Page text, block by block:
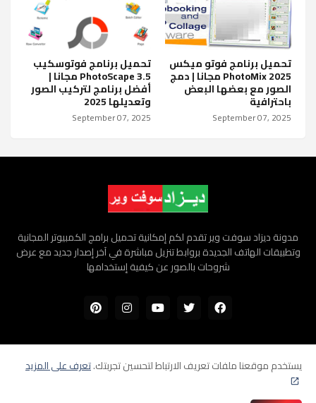
تحميل برنامج فوتو ميكس
PhotoMix 2025 مجانا | دمج
الصور مع بعضها البعض
باحترافية
September 07, 2025
تحميل برنامج فوتوسكيب
PhotoScape 3.5 مجانا |
أفضل برنامج لتركيب الصور
وتعديلها 2025
September 07, 2025
مدونة ديزاد سوفت وير تقدم لكم إمكانية تحميل برامج الكمبيوتر المجانية
وتطبيقات الهاتف الجديدة بروابط تنزيل مباشرة في آخر إصدار جديد مع عرض
شروحات بالصور عن كيفية إستخدامها
الرئيسية سياسة الخصوصية اتفاقية الاستخدام إتصل بنا
يستخدم موقعنا ملفات تعريف الارتباط لتحسين تجربتك.تعرف على المزيد